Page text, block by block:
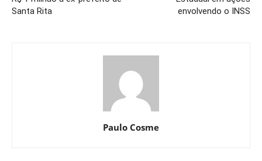
Santa Rita
envolvendo o INSS
Paulo Cosme